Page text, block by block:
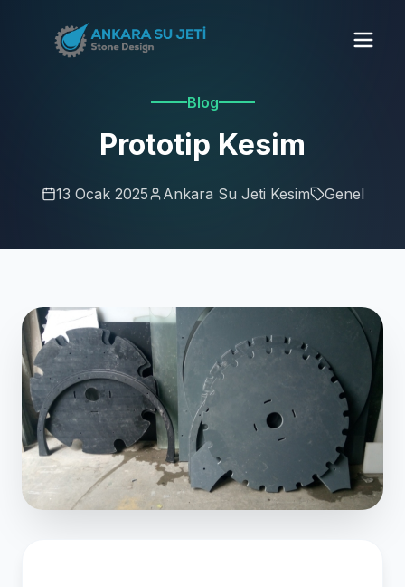
Blog
Prototip Kesim
13 Ocak 2025 Ankara Su Jeti Kesim Genel